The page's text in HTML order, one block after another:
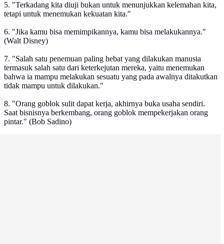
5. "Terkadang kita diuji bukan untuk menunjukkan kelemahan kita,
tetapi untuk menemukan kekuatan kita."
6. "Jika kamu bisa memimpikannya, kamu bisa melakukannya."
(Walt Disney)
7. "Salah satu penemuan paling hebat yang dilakukan manusia
termasuk salah satu dari keterkejutan mereka, yaitu menemukan
bahwa ia mampu melakukan sesuatu yang pada awalnya ditakutkan
tidak mampu untuk dilakukan."
8. "Orang goblok sulit dapat kerja, akhirnya buka usaha sendiri.
Saat bisnisnya berkembang, orang goblok mempekerjakan orang
pintar." (Bob Sadino)